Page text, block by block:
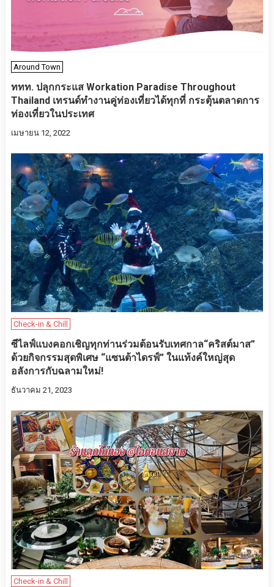
Around Town
ททท. ปลุกกระแส Workation Paradise Throughout
Thailand เทรนด์ทำงานคู่ท่องเที่ยวได้ทุกที่ กระตุ้นตลาดการ
ท่องเที่ยวในประเทศ
เมษายน 12, 2022
Check-in & Chill
ซีไลฟ์แบงคอกเชิญทุกท่านร่วมต้อนรับเทศกาล“คริสต์มาส”
ด้วยกิจกรรมสุดพิเศษ “แซนต้าไดรฟ์” ในแท้งค์ใหญ่สุด
อลังการกับฉลามใหม่!
ธันวาคม 21, 2023
Check-in & Chill